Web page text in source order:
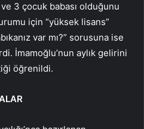
3 çocuk babası olduğunu
için “yüksek lisans”
var mı?” sorusuna ise
İmamoğlu’nun aylık gelirini
öğrenildi.